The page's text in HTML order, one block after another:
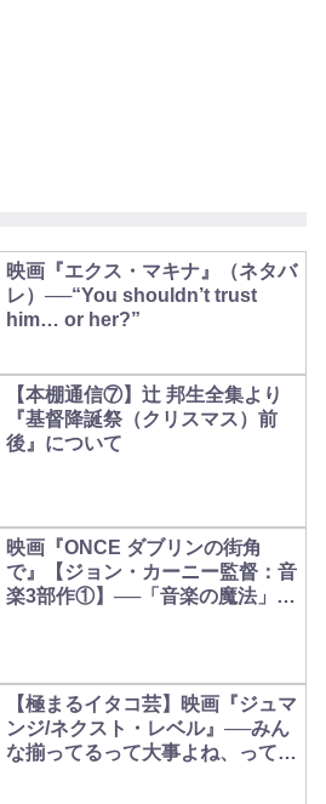
映画『エクス・マキナ』（ネタバ
レ）──“You shouldn’t trust
him… or her?”
【本棚通信⑦】辻 邦生全集より
『基督降誕祭（クリスマス）前
後』について
映画『ONCE ダブリンの街角
で』【ジョン・カーニー監督：音
楽3部作①】──「音楽の魔法」が
【極まるイタコ芸】映画『ジュマ
ンジ/ネクスト・レベル』──みん
な揃ってるって大事よね、ってい